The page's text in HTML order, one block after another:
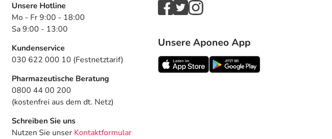
Unsere Hotline
Mo - Fr 9:00 - 18:00
Sa 9:00 - 13:00
Kundenservice
030 622 000 10 (Festnetztarif)
Pharmazeutische Beratung
0800 44 00 200
(kostenfrei aus dem dt. Netz)
Schreiben Sie uns
Nutzen Sie unser Kontaktformular
Unsere Aponeo App